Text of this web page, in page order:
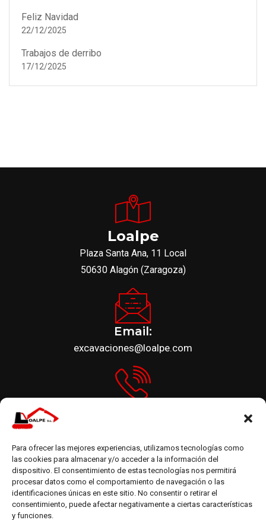
Para ofrecer las mejores experiencias, utilizamos tecnologías como
las cookies para almacenar y/o acceder a la información del
dispositivo. El consentimiento de estas tecnologías nos permitirá
procesar datos como el comportamiento de navegación o las
identificaciones únicas en este sitio. No consentir o retirar el
consentimiento, puede afectar negativamente a ciertas características
y funciones.
Feliz Navidad
22/12/2025
Trabajos de derribo
17/12/2025
Loalpe
Plaza Santa Ana, 11 Local
50630 Alagón (Zaragoza)
Email:
excavaciones@loalpe.com
Síguenos: